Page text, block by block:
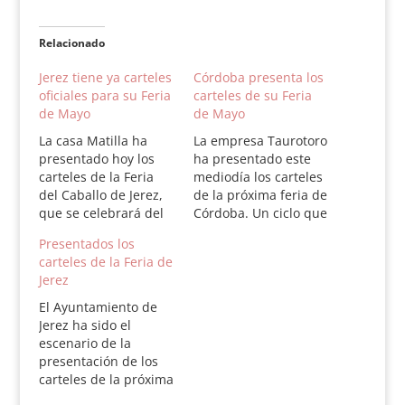
Relacionado
Jerez tiene ya carteles
oficiales para su Feria
de Mayo
La casa Matilla ha
presentado hoy los
carteles de la Feria
del Caballo de Jerez,
que se celebrará del
Los carteles son los
siguientes: Martes 12
de Mayo. Novillada
sin Picadores, con
novillos de Miguelin,
para Fran
Gómez, Jesus
Gonzalez Rique, David
Córdoba presenta los
carteles de su Feria
de Mayo
La empresa Taurotoro
ha presentado este
mediodía los carteles
de la próxima feria de
Córdoba. Un ciclo que
Presentados los
carteles de la Feria de
Jerez
El Ayuntamiento de
Jerez ha sido el
escenario de la
presentación de los
carteles de la próxima